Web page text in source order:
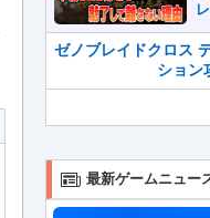
ゼノブレイドクロス
ション
最新ゲームニュー